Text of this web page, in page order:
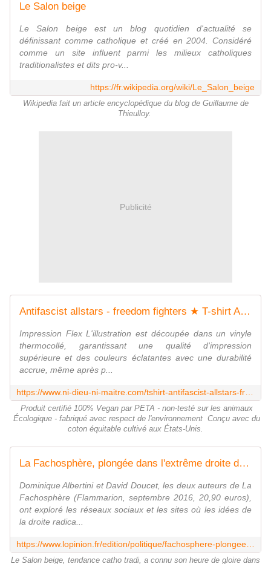
Le Salon beige
Le Salon beige est un blog quotidien d'actualité se
définissant comme catholique et créé en 2004. Considéré
comme un site influent parmi les milieux catholiques
traditionalistes et dits pro-v...
https://fr.wikipedia.org/wiki/Le_Salon_beige
Wikipedia fait un article encyclopédique du blog de Guillaume de
Thieulloy.
Publicité
Antifascist allstars - freedom fighters ★ T-shirt Anti-Fasciste ★ Ni-Dieu-Ni-Maitre.com
Impression Flex L'illustration est découpée dans un vinyle
thermocollé, garantissant une qualité d'impression
supérieure et des couleurs éclatantes avec une durabilité
accrue, même après p...
Produit certifié 100% Vegan par PETA - non-testé sur les animaux
Écologique - fabriqué avec respect de l'environnement Conçu avec du
coton équitable cultivé aux États-Unis.
La Fachosphère, plongée dans l'extrême droite du Net
Dominique Albertini et David Doucet, les deux auteurs de La
Fachosphère (Flammarion, septembre 2016, 20,90 euros),
ont exploré les réseaux sociaux et les sites où les idées de
la droite radica...
Le Salon beige, tendance catho tradi, a connu son heure de gloire dans